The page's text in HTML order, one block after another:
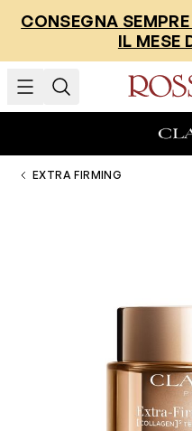
CONSEGNA
IL MESE
EXTRA FIRMING